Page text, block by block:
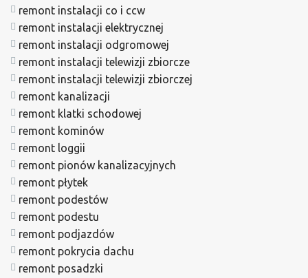
remont instalacji co i ccw
remont instalacji elektrycznej
remont instalacji odgromowej
remont instalacji telewizji zbiorcze
remont instalacji telewizji zbiorczej
remont kanalizacji
remont klatki schodowej
remont kominów
remont loggii
remont pionów kanalizacyjnych
remont płytek
remont podestów
remont podestu
remont podjazdów
remont pokrycia dachu
remont posadzki